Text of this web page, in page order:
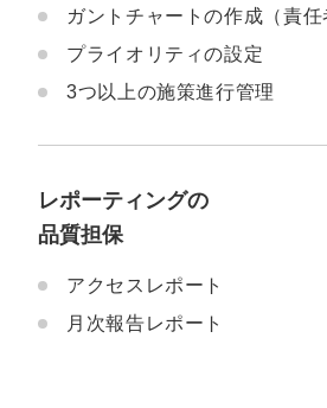
ガントチャートの作成（責任
プライオリティの設定
3つ以上の施策進行管理
レポーティングの
品質担保
アクセスレポート
月次報告レポート